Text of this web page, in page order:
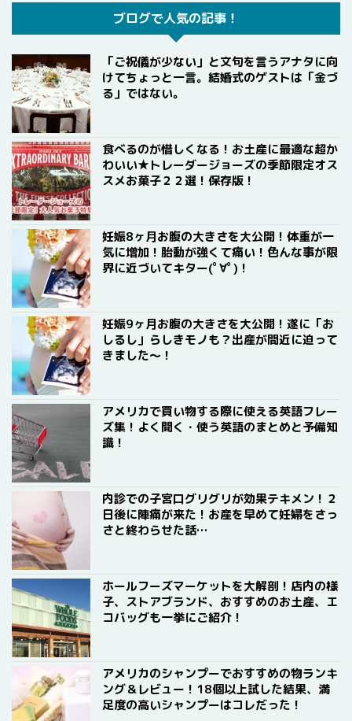
ブログで人気の記事！
「ご祝儀が少ない」と文句を言うアナタに向
けてちょっと一言。結婚式のゲストは「金づ
る」ではない。
食べるのが惜しくなる！お土産に最適な超か
わいい★トレーダージョーズの季節限定オス
スメお菓子２２選！保存版！
妊娠8ヶ月お腹の大きさを大公開！体重が一
気に増加！胎動が強くて痛い！色んな事が限
界に近づいてキター(ﾟ∀ﾟ)！
妊娠9ヶ月お腹の大きさを大公開！遂に「お
しるし」らしきモノも？出産が間近に迫って
きました〜！
アメリカで買い物する際に使える英語フレー
ズ集！よく聞く・使う英語のまとめと予備知
識！
内診での子宮口グリグリが効果テキメン！２
日後に陣痛が来た！お産を早めて妊婦をさっ
さと終わらせた話…
ホールフーズマーケットを大解剖！店内の様
子、ストアブランド、おすすめのお土産、エ
コバッグも一挙にご紹介！
アメリカのシャンプーでおすすめの物ランキ
ング＆レビュー！18個以上試した結果、満
足度の高いシャンプーはコレだった！